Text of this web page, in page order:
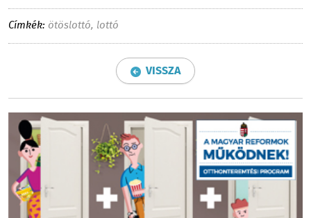
Címkék: ötöslottó, lottó
VISSZA